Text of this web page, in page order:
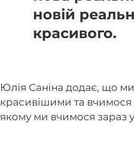
новій
красивого.
Юлія Саніна додає, що
красивішими та вчимося
якому ми вчимося зараз